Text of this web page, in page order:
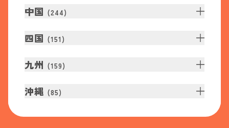
中国 (244)
四国 (151 )
九州 (159)
沖縄 (85)